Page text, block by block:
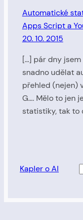
Automatické
Apps Script a
20. 10. 2015
[…] pár dny
snadno udělat
přehled (nejen)
G…. Mělo to jen
statistiky, tak to
Kapler o AI